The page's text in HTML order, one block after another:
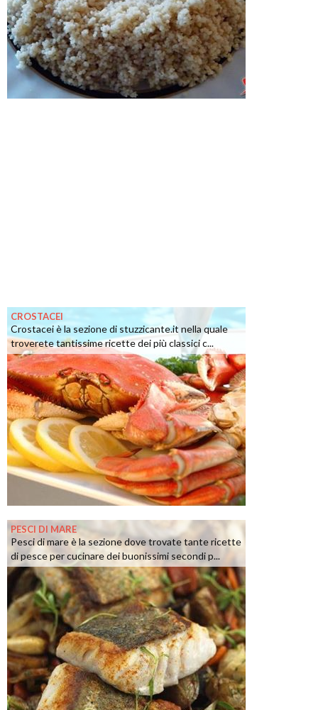
CROSTACEI
Crostacei è la sezione di stuzzicante.it nella quale
troverete tantissime ricette dei più classici c...
PESCI DI MARE
Pesci di mare è la sezione dove trovate tante ricette
di pesce per cucinare dei buonissimi secondi p...